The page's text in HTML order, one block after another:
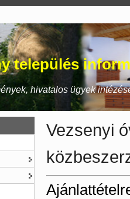
település
hivatalos ügyek
Vezsenyi